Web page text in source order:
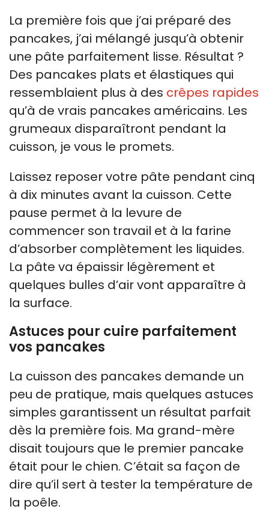
La première fois que j’ai préparé des
pancakes, j’ai mélangé jusqu’à obtenir
une pâte parfaitement lisse. Résultat ?
Des pancakes plats et élastiques qui
ressemblaient plus à des crêpes rapides
qu’à de vrais pancakes américains. Les
grumeaux disparaîtront pendant la
cuisson, je vous le promets.
Laissez reposer votre pâte pendant cinq
à dix minutes avant la cuisson. Cette
pause permet à la levure de
commencer son travail et à la farine
d’absorber complètement les liquides.
La pâte va épaissir légèrement et
quelques bulles d’air vont apparaître à
la surface.
Astuces pour cuire parfaitement
vos pancakes
La cuisson des pancakes demande un
peu de pratique, mais quelques astuces
simples garantissent un résultat parfait
dès la première fois. Ma grand-mère
disait toujours que le premier pancake
était pour le chien. C’était sa façon de
dire qu’il sert à tester la température de
la poêle.